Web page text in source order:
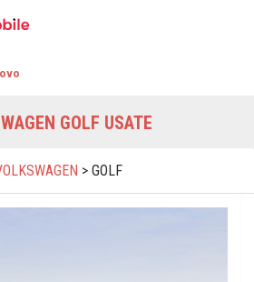
GOLF USATE
> GOLF